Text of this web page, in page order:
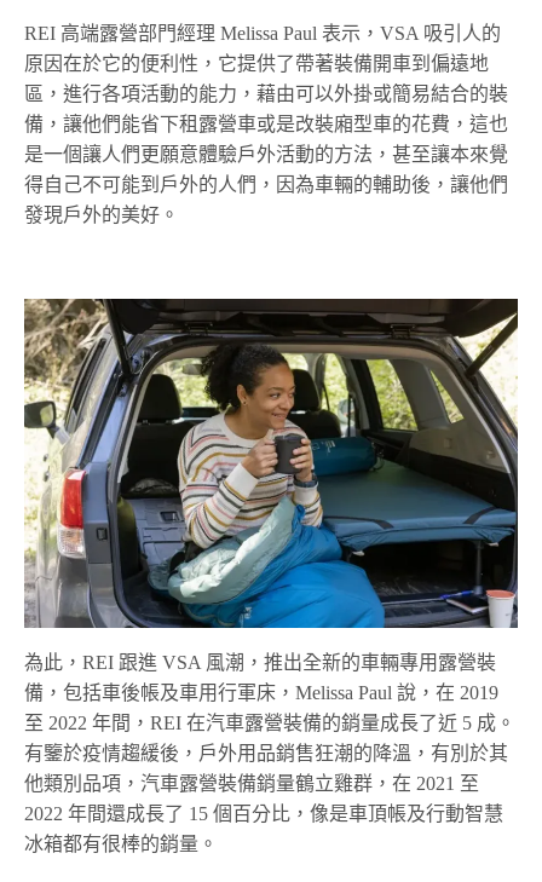
REI 高端露營部門經理 Melissa Paul表示，VSA 吸引人的
原因在於它的便利性，它提供了帶著裝備開車到偏遠地
區，進行各項活動的能力，藉由可以外掛或簡易結合的裝
備，讓他們能省下租露營車或是改裝廂型車的花費，這也
是一個讓人們更願意體驗戶外活動的方法，甚至讓本來覺
得自己不可能到戶外的人們，因為車輛的輔助後，讓他們
發現戶外的美好。
為此，REI 跟進 VSA 風潮，推出全新的車輛專用露營裝
備，包括車後帳及車用行軍床， Melissa Paul說，在 2019
至 2022年間，REI在汽車露營裝備的銷量成長了近 5 成。
有鑒於疫情趨緩後，戶外用品銷售狂潮的降溫，有別於其
他類別品項，汽車露營裝備銷量鶴立雞群，在 2021 至
2022年間還成長了 15個百分比，像是車頂帳及行動智慧
冰箱都有很棒的銷量。